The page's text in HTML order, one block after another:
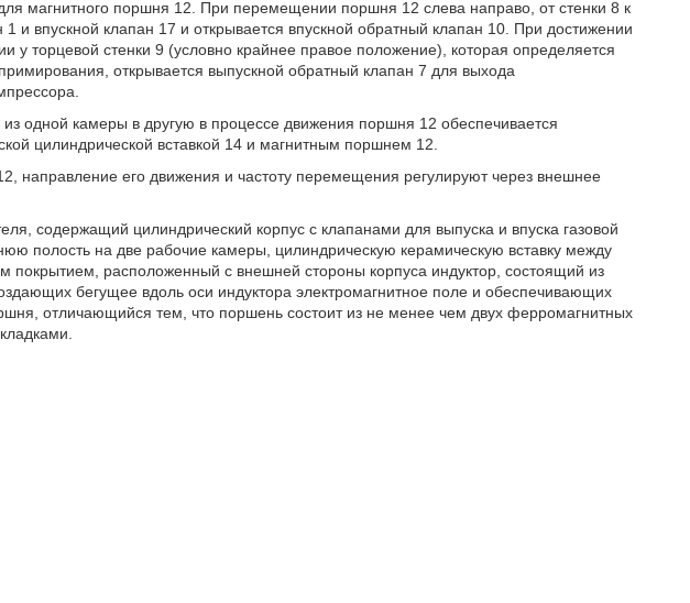
магнитного поршня 12. При перемещении поршня 12 слева направо, от стенки 8 к
и впускной клапан 17 и открывается впускной обратный клапан 10. При достижении
у торцевой стенки 9 (условно крайнее правое положение), которая определяется
открывается выпускной обратный клапан 7 для выхода
одной камеры в другую в процессе движения поршня 12 обеспечивается
цилиндрической вставкой 14 и магнитным поршнем 12.
направление его движения и частоту перемещения регулируют через внешнее
содержащий цилиндрический корпус с клапанами для выпуска и впуска газовой
полость на две рабочие камеры, цилиндрическую керамическую вставку между
расположенный с внешней стороны корпуса индуктор, состоящий из
бегущее вдоль оси индуктора электромагнитное поле и обеспечивающих
отличающийся тем, что поршень состоит из не менее чем двух ферромагнитных